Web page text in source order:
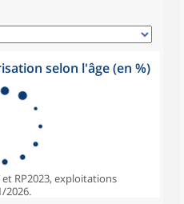
selon l'âge (en %)
et RP2023, exploitations
2026.